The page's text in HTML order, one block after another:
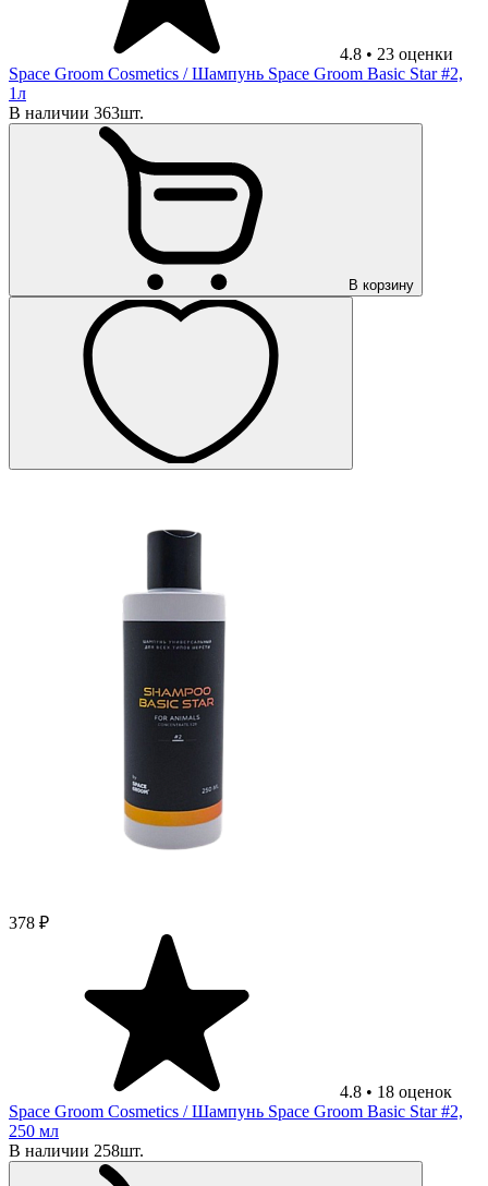
4.8 • 23 оценки
Space Groom Cosmetics / Шампунь Space Groom Basic Star #2,
1л
В наличии 363шт.
В корзину
378 ₽
4.8 • 18 оценок
Space Groom Cosmetics / Шампунь Space Groom Basic Star #2,
250 мл
В наличии 258шт.